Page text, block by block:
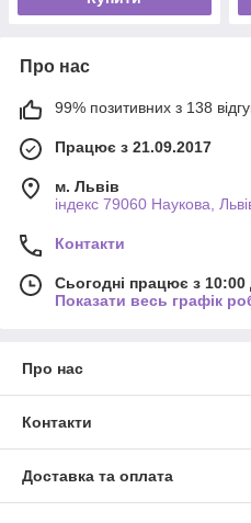
Про нас
99% позитивних з 138
Працює з 21.09.2017
м. Львів
індекс 79060 Наукова,
Контакти
Сьогодні працює з 10:00
Показати весь графік
Про нас
Контакти
Доставка та оплата